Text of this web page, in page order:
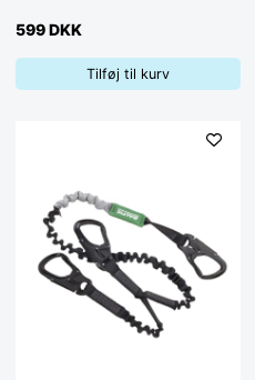
599 DKK
Tilføj til kurv